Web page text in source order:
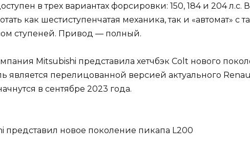
в трех вариантах форсировки: 150, 184 и 204 л.с.
как шестиступенчатая механика, так и «автомат» с
ступеней. Привод — полный.
Mitsubishi представила хетчбэк Colt нового
является перелицованной версией актуального
в сентябре 2023 года.